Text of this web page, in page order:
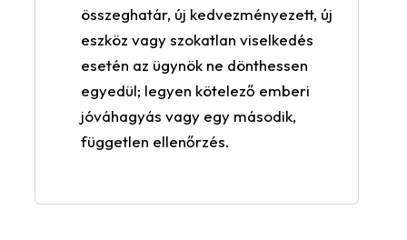
összeghatár, új kedvezményezett, új
eszköz vagy szokatlan viselkedés
esetén az ügynök ne dönthessen
egyedül; legyen kötelező emberi
jóváhagyás vagy egy második,
független ellenőrzés.